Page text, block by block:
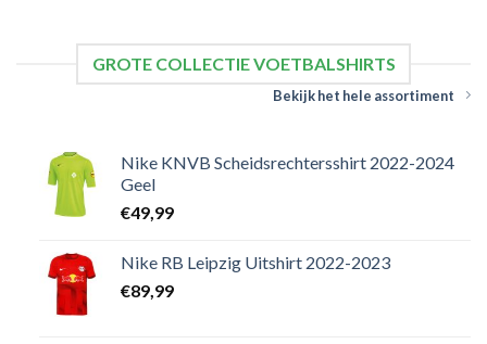
GROTE COLLECTIE VOETBALSHIRTS
Bekijk het hele assortiment
Nike KNVB Scheidsrechtersshirt 2022-2024
Geel
€49,99
Nike RB Leipzig Uitshirt 2022-2023
€89,99